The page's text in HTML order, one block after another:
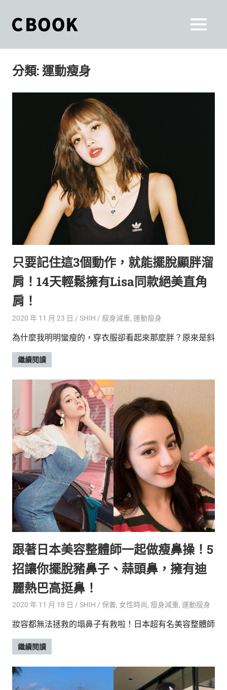
content
和
你
一
起
活
出
自
己
的
生
活
度
World.」
是
采
豐
富
時
尚
流、
活
遊、
星
座、
獵
奇
新
鮮
內
容，
讓
獨
一
二
的
你
和
CBOOK
一
找
到
專
的
MENU
分類:運動瘦身
只要記住這3個動作，就能擺脫顯胖溜
肩！14天輕鬆擁有Lisa同款絕美直角
肩！
2020 年 11 月 23 日 SHIH 瘦身減重, 運動瘦身
為什麼我明明蠻瘦的，穿衣服卻看起來那麼胖？原來是斜
繼續閱讀
跟著日本美容整體師一起做瘦鼻操！5
招讓你擺脫豬鼻子、蒜頭鼻，擁有迪
麗熱巴高挺鼻！
2020 年 11 月 18 日 SHIH 保養, 女性時尚, 瘦身減重, 運動瘦身
妝容都無法拯救的塌鼻子有救啦！日本超有名美容整體師
繼續閱讀